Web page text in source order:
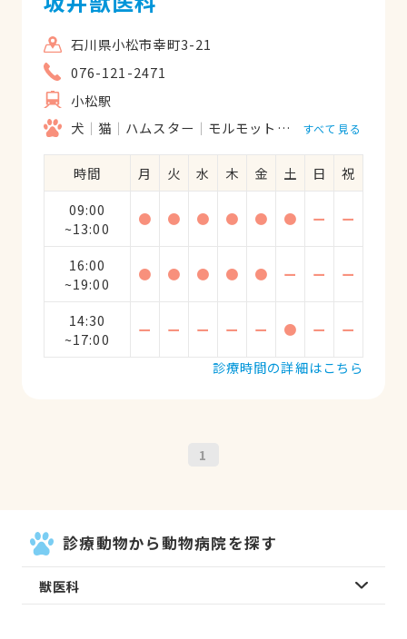
石川県小松市幸町3-21
076-121-2471
小松駅
犬
猫 ハムスター モルモット フェレット
すべて見る
時間 月 火 水 木 金 土 日
祝
09:00
~13:00
● ● ● ● ● ● ー ー
16:00
~19:00
● ● ● ● ● ー ー ー
14:30
~17:00
ー ー ー ー ー ● ー
ー
診療時間の詳細はこちら
1
診療動物から動物病院を探す
獣医科